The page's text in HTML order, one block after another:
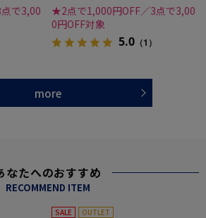
で3,00
★2点で1,000円OFF／3点で3,00
0円OFF対象
5.0 （1）
more
なたへのおすすめ
RECOMMEND ITEM
SALE OUTLET